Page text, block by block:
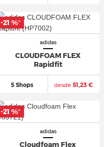
adidas
CLOUDFOAM FLEX
Rapidfit
5 Shops desde 51,23 €
-21 %*
adidas
Cloudfoam Flex
-21 %*